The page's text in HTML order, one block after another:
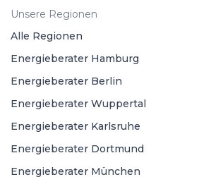
Unsere Regionen
Alle Regionen
Energieberater Hamburg
Energieberater Berlin
Energieberater Wuppertal
Energieberater Karlsruhe
Energieberater Dortmund
Energieberater München